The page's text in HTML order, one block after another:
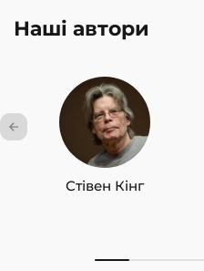
Наші автори
Стівен Кінг